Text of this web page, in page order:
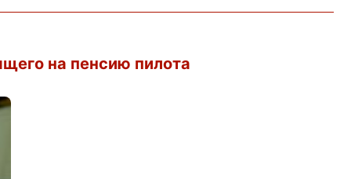
на пенсию пилота